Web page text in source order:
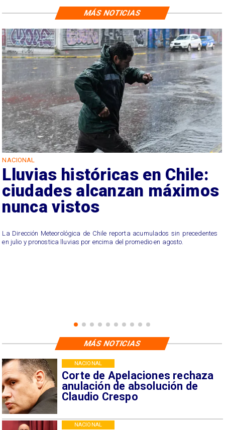
NACIONAL
Lluvias históricas en Chile:
ciudades alcanzan máximos
nunca vistos
La Dirección Meteorológica de Chile reporta acumulados sin precedentes
en julio y pronostica lluvias por encima del promedio en agosto.
MÁS NOTICIAS
Corte de Apelaciones rechaza
anulación de absolución de
Claudio Crespo
NACIONAL
NACIONAL
MÁS NOTICIAS